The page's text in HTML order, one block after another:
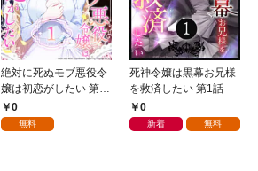
絶対に死ぬモブ悪役令
嬢は初恋がしたい 第1
話0
無料
死神令嬢は黒幕お兄様
を救済したい 第1話
0
新着 無料